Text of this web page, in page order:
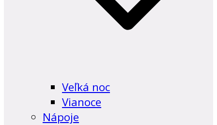
Veľká noc
Vianoce
Nápoje